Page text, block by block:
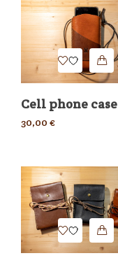
Cell phone case
30,00 €